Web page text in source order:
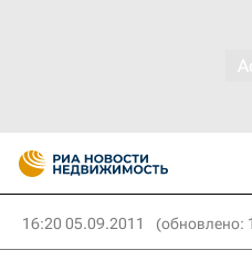
16:20 05.09.2011 (обновлено: